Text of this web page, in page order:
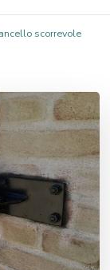
scorrevole